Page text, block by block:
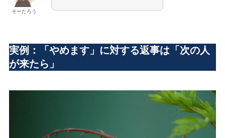
そーたろう
実例：「やめます」に対する返事は「次の人
が来たら」